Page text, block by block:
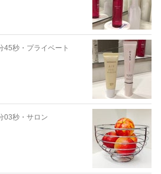
45秒 ・ プライベート
03秒 ・ サロン